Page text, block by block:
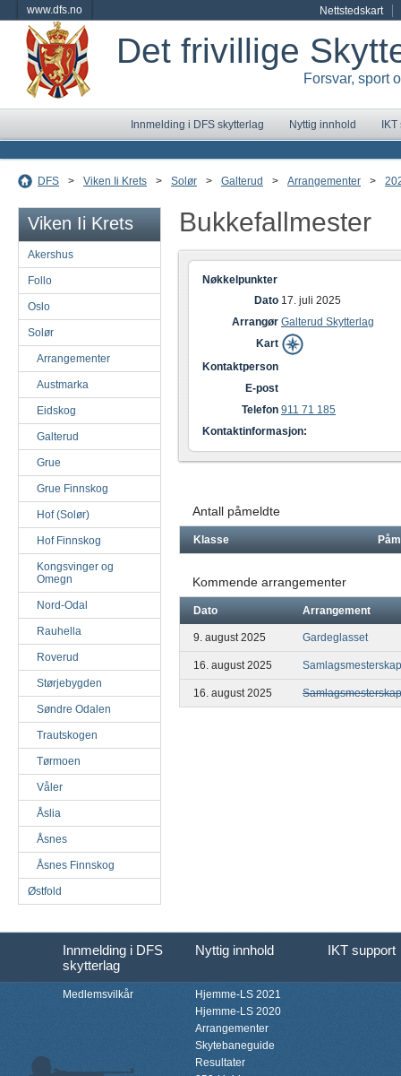
www.dfs.no Nettstedskart
Det frivillige
Forsvar, sport
Innmelding i DFS skytterlag Nyttig innhold
DFS > Viken Ii Krets > Solør > Galterud > Arrangementer >
Viken Ii Krets
Akershus
Follo
Oslo
Solør
Arrangementer
Austmarka
Eidskog
Galterud
Grue
Grue Finnskog
Hof (Solør)
Hof Finnskog
Kongsvinger og
Omegn
Nord-Odal
Rauhella
Roverud
Størjebygden
Søndre Odalen
Trautskogen
Tørmoen
Våler
Åslia
Åsnes
Åsnes Finnskog
Østfold
Bukkefallmester
Nøkkelpunkter
Dato 17. juli 2025
Arrangør Galterud Skytterlag
Kart
Kontaktperson
E-post
Telefon 911 71 185
Kontaktinformasjon:
Antall påmeldte
Klasse
Kommende arrangementer
Dato Arrangement
9. august 2025 Gardeglasset
16. august 2025
16. august 2025
Innmelding i DFS
skytterlag
Nyttig innhold IKT support
Medlemsvilkår
Hjemme-LS 2021
Hjemme-LS 2020
Arrangementer
Skytebaneguide
Resultater